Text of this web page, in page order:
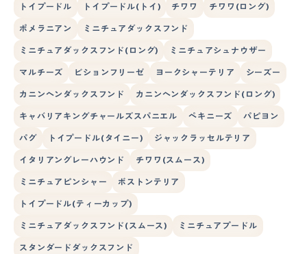
トイプードル トイプードル(トイ) チワワ チワワ(ロング)
ポメラニアン ミニチュアダックスフンド
ミニチュアダックスフンド(ロング) ミニチュアシュナウザー
マルチーズ ビションフリーゼ ヨークシャーテリア シーズー
カニンヘンダックスフンド カニンヘンダックスフンド(ロング)
キャバリアキングチャールズスパニエル ペキニーズ パピヨン
パグ トイプードル(タイニー) ジャックラッセルテリア
イタリアングレーハウンド チワワ(スムース)
ミニチュアピンシャー ボストンテリア
トイプードル(ティーカップ)
ミニチュアダックスフンド(スムース) ミニチュアプードル
スタンダードダックスフンド